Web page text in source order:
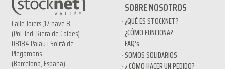
Calle Joiers ,17 nave 8
(Pol. Ind. Riera de Caldes)
08184 Palau i Solità de
Plegamans
(Barcelona, España)
SOBRE NOSOTROS
¿QUÉ ES STOCKNET?
¿CÓMO FUNCIONA?
FAQ’s
SOMOS SOLIDARIOS
¿ CÓMO HACER UN PEDIDO?